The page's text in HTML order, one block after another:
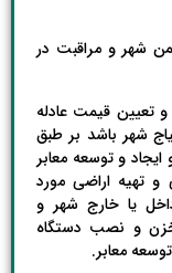
شهر و مراقبت در
تعیین قیمت عادله
شهر باشد بر طبق
و توسعه معابر
تهیه اراضی مورد
یا خارج شهر و
و نصب دستگاه
معابر.